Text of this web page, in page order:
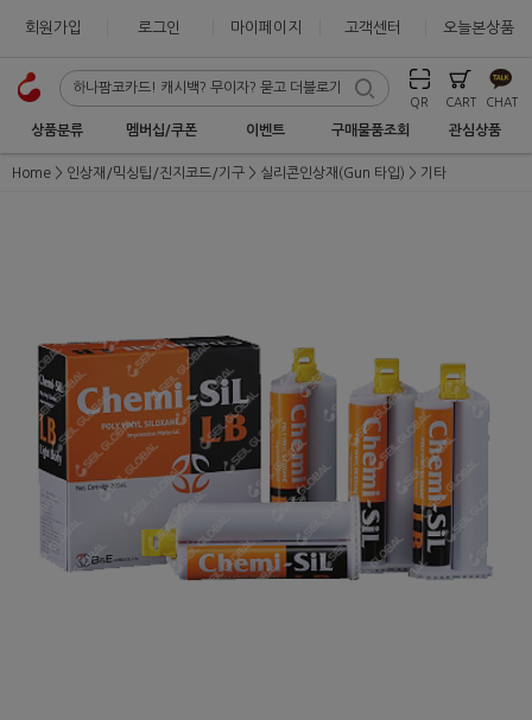
회원가입 로그인 마이페이지 고객센터 오늘본상품
QR CART CHAT
상품분류 멤버십/쿠폰 이벤트 구매물품조회 관심상품
Home 인상재/믹싱팁/진지코드/기구 실리콘인상재(Gun 타입) 기타